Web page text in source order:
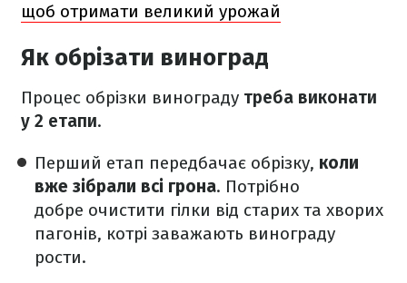
щоб отримати великий урожай
Як обрізати виноград
Процес обрізки винограду треба виконати
у 2 етапи.
Перший етап передбачає обрізку, коли
вже зібрали всі грона. Потрібно
добре очистити гілки від старих та хворих
пагонів, котрі заважають винограду
рости.